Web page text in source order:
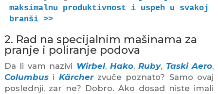
maksimalnu produktivnost i uspeh u svakoj
branši >>
2. Rad na specijalnim mašinama za
pranje i poliranje podova
Da li vam nazivi Wirbel, Hako,Ruby, Taski Aero,
Columbus i Kärcherzvuče poznato? Samo ovaj
poslednji, zar ne? Dobro. Ako dosad niste imali